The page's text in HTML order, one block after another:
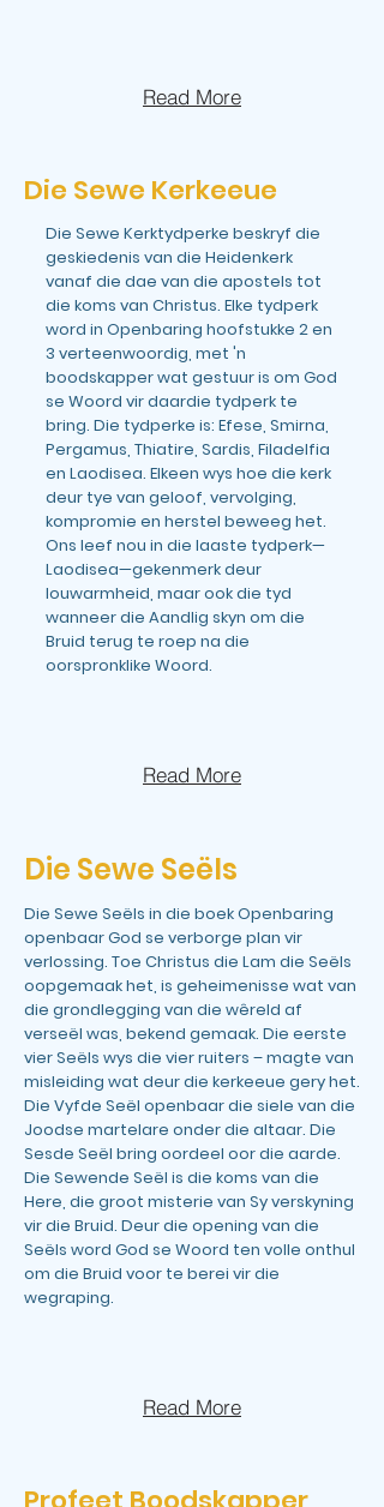
Read More
Die Sewe Kerkeeue
Die Sewe Kerktydperke beskryf die
geskiedenis van die Heidenkerk
vanaf die dae van die apostels tot
die koms van Christus. Elke tydperk
word in Openbaring hoofstukke 2 en
3 verteenwoordig, met 'n
boodskapper wat gestuur is om God
se Woord vir daardie tydperk te
bring. Die tydperke is: Efese, Smirna,
Pergamus, Thiatire, Sardis, Filadelfia
en Laodisea. Elkeen wys hoe die kerk
deur tye van geloof, vervolging,
kompromie en herstel beweeg het.
Ons leef nou in die laaste tydperk—
Laodisea—gekenmerk deur
louwarmheid, maar ook die tyd
wanneer die Aandlig skyn om die
Bruid terug te roep na die
oorspronklike Woord.
Read More
Die Sewe Seëls
Die Sewe Seëls in die boek Openbaring
openbaar God se verborge plan vir
verlossing. Toe Christus die Lam die Seëls
oopgemaak het, is geheimenisse wat van
die grondlegging van die wêreld af
verseël was, bekend gemaak. Die eerste
vier Seëls wys die vier ruiters – magte van
misleiding wat deur die kerkeeue gery het.
Die Vyfde Seël openbaar die siele van die
Joodse martelare onder die altaar. Die
Sesde Seël bring oordeel oor die aarde.
Die Sewende Seël is die koms van die
Here, die groot misterie van Sy verskyning
vir die Bruid. Deur die opening van die
Seëls word God se Woord ten volle onthul
om die Bruid voor te berei vir die
wegraping.
Read More